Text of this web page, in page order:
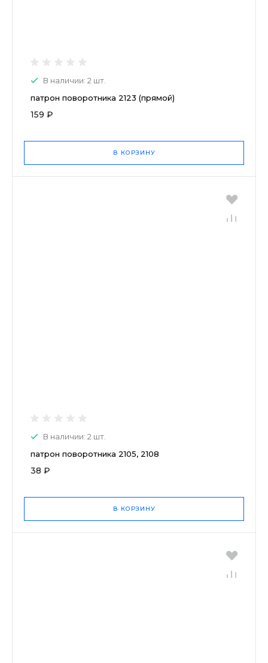
В наличии: 2 шт.
патрон поворотника 2123 (прямой)
159 ₽
В КОРЗИНУ
В наличии: 2 шт.
патрон поворотника 2105, 2108
38 ₽
В КОРЗИНУ